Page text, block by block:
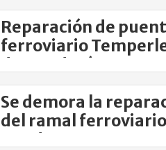
Reparación de
ferroviario
demandará tres
Se demora la
del ramal
Haedo